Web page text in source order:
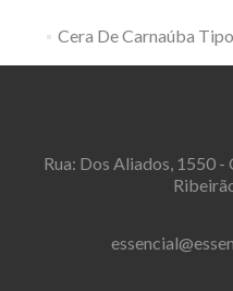
Cera De Carnaúba
Rua: Dos Aliados, 1550